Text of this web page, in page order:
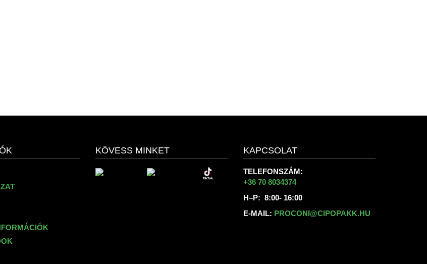
KÖVESS MINKET KAPCSOLAT
TELEFONSZÁM:
+36 70 8034374
H–P: 8:00- 16:00
E-MAIL: PROCONI@CIPOPAKK.HU